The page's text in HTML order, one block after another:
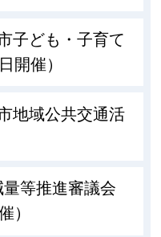
子ども・子育て
開催）
地域公共交通活
等推進審議会
）